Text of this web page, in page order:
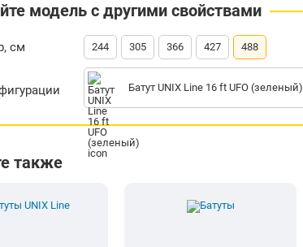
модель с другими свойствами
см 244 305 366 427 488
Батут UNIX Line 16 ft UFO (зеленый)
также